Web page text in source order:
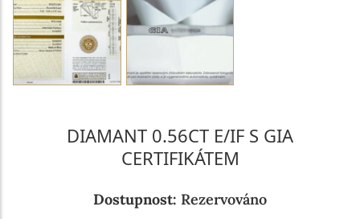
DIAMANT 0.56CT E/IF S GIA
CERTIFIKÁTEM
Dostupnost: Rezervováno